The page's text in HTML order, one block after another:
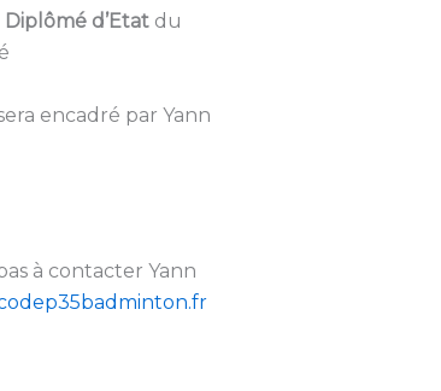
Diplômé d’Etat du
encadré par Yann
à contacter Yann